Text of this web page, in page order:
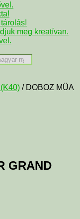
meg kreatívan.
/ DOBOZ MÜA
GRAND